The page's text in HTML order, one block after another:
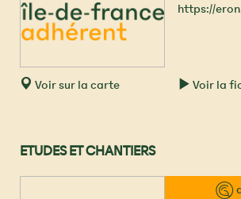
Voir sur la carte
https://
Voir la
ETUDES ET CHANTIERS
™